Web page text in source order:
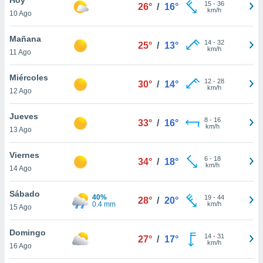
en
más
nuestra
de
cookies
aceptar
10 Ago
26° / 16° 15- 36
km/h
Mañana
11 Ago
25° / 13° 14- 32
km/h
Miércoles
12 Ago
30° / 14° 12- 28
km/h
Jueves
13 Ago
33° / 16° 8- 16
km/h
Viernes
14 Ago
34° / 18° 6- 18
km/h
Sábado
15 Ago
40%
0.4 mm
28° / 20° 19- 44
km/h
Domingo
16 Ago
27° / 17° 14- 31
km/h